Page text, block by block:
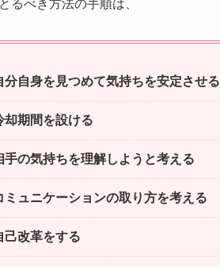
るべき方法の手順は、
分自身を見つめて気持ちを安定させる
却期間を設ける
手の気持ちを理解しようと考える
ミュニケーションの取り方を考える
己改革をする